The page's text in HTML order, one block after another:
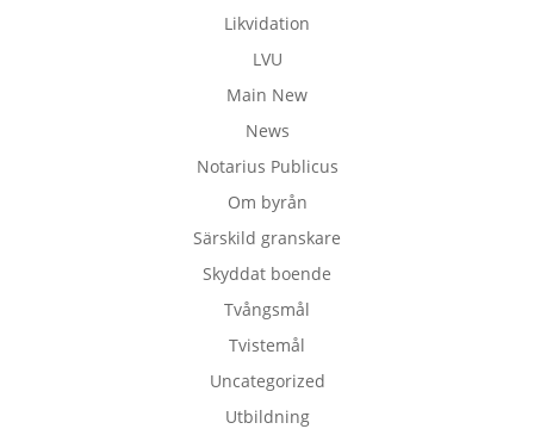
Likvidation
LVU
Main New
News
Notarius Publicus
Om byrån
Särskild granskare
Skyddat boende
Tvångsmål
Tvistemål
Uncategorized
Utbildning